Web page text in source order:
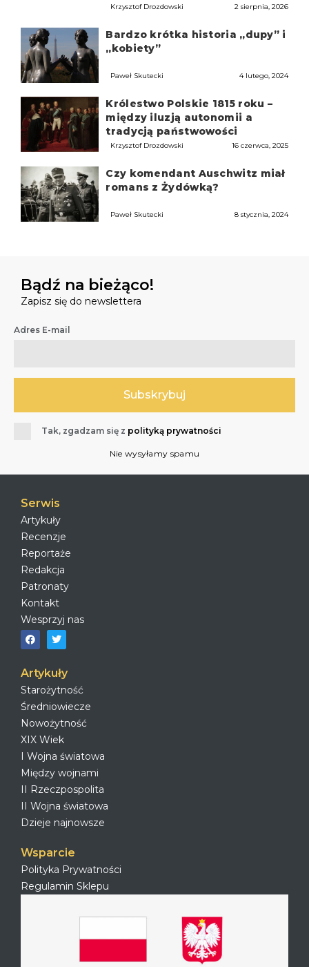
Krzysztof Drozdowski 2 sierpnia, 2026
Bardzo krótka historia „dupy” i
„kobiety”
Paweł Skutecki 4 lutego, 2024
Królestwo Polskie 1815 roku –
między iluzją autonomii a
tradycją państwowości
Krzysztof Drozdowski 16 czerwca, 2025
Czy komendant Auschwitz miał
romans z Żydówką?
Paweł Skutecki 8 stycznia, 2024
Bądź na bieżąco!
Zapisz się do newslettera
Adres E-mail
Tak, zgadzam się z polityką prywatności
Nie wysyłamy spamu
Serwis
Artykuły
Recenzje
Reportaże
Redakcja
Patronaty
Kontakt
Wesprzyj nas
Artykuły
Starożytność
Średniowiecze
Nowożytność
XIX Wiek
I Wojna światowa
Między wojnami
II Rzeczpospolita
II Wojna światowa
Dzieje najnowsze
Wsparcie
Polityka Prywatności
Regulamin Sklepu